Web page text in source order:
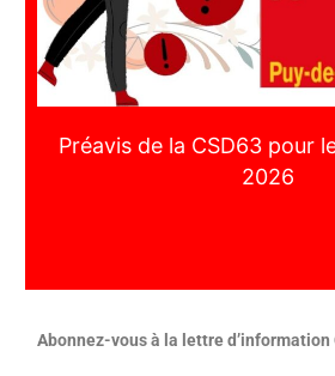
Préavis de la CSD63 pour
2026
Abonnez-vous à la lettre d’information